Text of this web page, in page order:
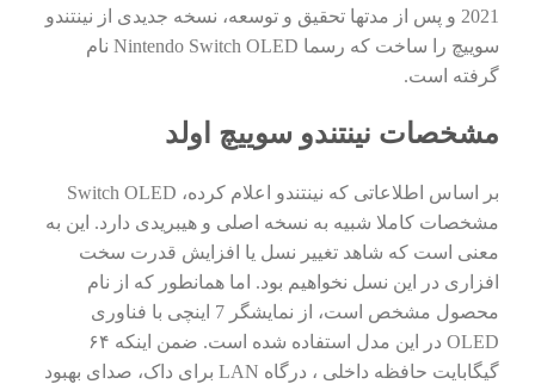
2021 و پس از مدتها تحقیق و توسعه، نسخه جدیدی از نینتندو
سوییچ را ساخت که رسما Nintendo Switch OLED نام
گرفته است.
مشخصات نینتندو سوییچ اولد
بر اساس اطلاعاتی که نینتندو اعلام کرده، Switch OLED
مشخصات کاملا شبیه به نسخه اصلی و هیبریدی دارد. این به
معنی است که شاهد تغییر نسل یا افزایش قدرت سخت
افزاری در این نسل نخواهیم بود. اما همانطور که از نام
محصول مشخص است، از نمایشگر 7 اینچی با فناوری
OLED در این مدل استفاده شده است. ضمن اینکه ۶۴
گیگابایت حافظه‌ داخلی ، درگاه LAN برای داک، صدای بهبود